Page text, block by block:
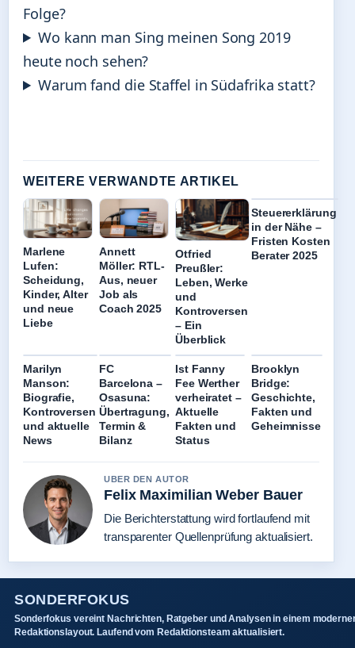
Folge?
Wo kann man Sing meinen Song 2019
heute noch sehen?
Warum fand die Staffel in Südafrika statt?
WEITERE VERWANDTE ARTIKEL
Marlene
Lufen:
Scheidung,
Kinder, Alter
und neue
Liebe
Annett
Möller: RTL-
Aus, neuer
Job als
Coach 2025
Otfried
Preußler:
Leben, Werke
und
Kontroversen
– Ein
Überblick
Steuererklärung
in der Nähe –
Fristen Kosten
Berater 2025
Marilyn
Manson:
Biografie,
Kontroversen
und aktuelle
News
FC
Barcelona –
Osasuna:
Übertragung,
Termin &
Bilanz
Ist Fanny
Fee Werther
verheiratet –
Aktuelle
Fakten und
Status
Brooklyn
Bridge:
Geschichte,
Fakten und
Geheimnisse
UBER DEN AUTOR
Felix Maximilian Weber Bauer
Die Berichterstattung wird fortlaufend mit
transparenter Quellenprüfung aktualisiert.
SONDERFOKUS
Sonderfokus vereint Nachrichten, Ratgeber und Analysen in einem
Redaktionslayout. Laufend vom Redaktionsteam aktualisiert.